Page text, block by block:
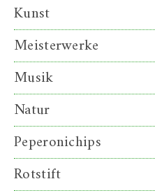
Kunst
Meisterwerke
Musik
Natur
Peperonichips
Rotstift